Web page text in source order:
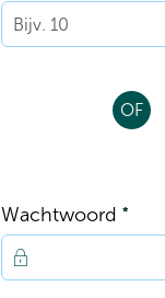
OF
Wachtwoord *